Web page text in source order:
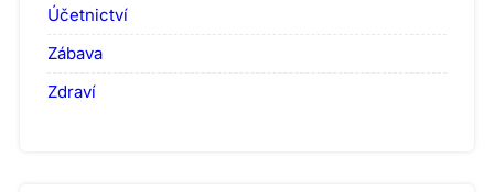
Účetnictví
Zábava
Zdraví